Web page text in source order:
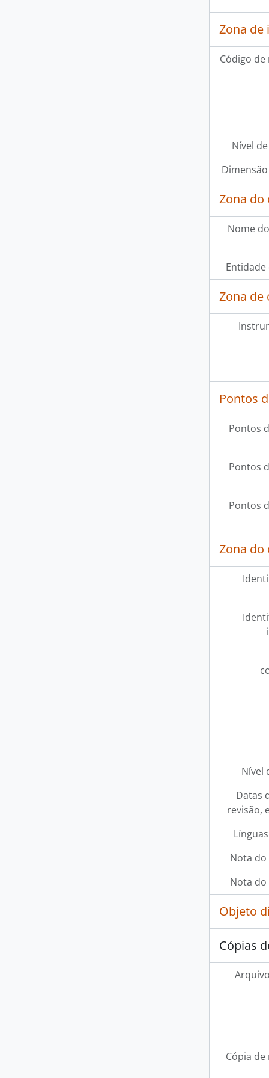
Zona de
Código
Nível
Zona do
Nome
Zona de
Pontos
Pontos
Pontos
Pontos
Zona do
Nível
Datas
revisão,
Nota
Nota
Objeto
Cópias
Cópia